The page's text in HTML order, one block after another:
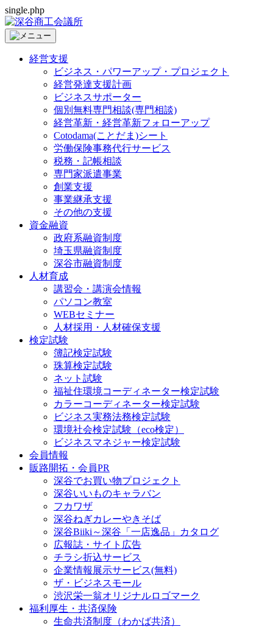
single.php
経営支援
ビジネス・パワーアップ・プロジェクト
経営発達支援計画
ビジネスサポーター
個別無料専門相談(専門相談)
経営革新・経営革新フォローアップ
Cotodama(ことだま)シート
労働保険事務代行サービス
税務・記帳相談
専門家派遣事業
創業支援
事業継承支援
その他の支援
資金融資
政府系融資制度
埼玉県融資制度
深谷市融資制度
人材育成
講習会・講演会情報
パソコン教室
WEBセミナー
人材採用・人材確保支援
検定試験
簿記検定試験
珠算検定試験
ネット試験
福祉住環境コーディネーター検定試験
カラーコーディネーター検定試験
ビジネス実務法務検定試験
環境社会検定試験（eco検定）
ビジネスマネジャー検定試験
会員情報
販路開拓・会員PR
深谷でお買い物プロジェクト
深谷いいものキャラバン
フカワザ
深谷ねぎカレーやきそば
深谷Biiki～深谷「一店逸品」カタログ
広報誌・サイト広告
チラシ折込サービス
企業情報展示サービス(無料)
ザ・ビジネスモール
渋沢栄一翁オリジナルロゴマーク
福利厚生・共済保険
生命共済制度（わかば共済）